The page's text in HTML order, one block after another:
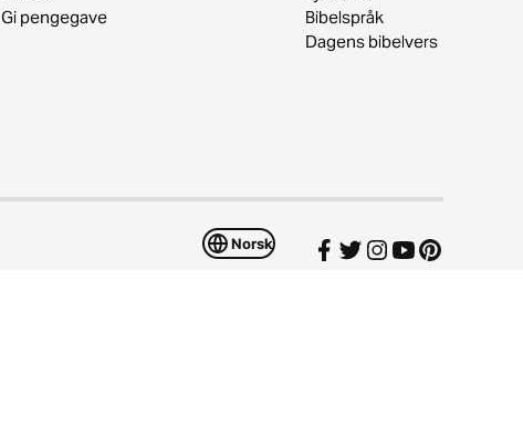
Gi pengegave
Bibelspråk
Dagens bibelvers
Norsk